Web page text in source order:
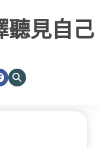
聽見自己